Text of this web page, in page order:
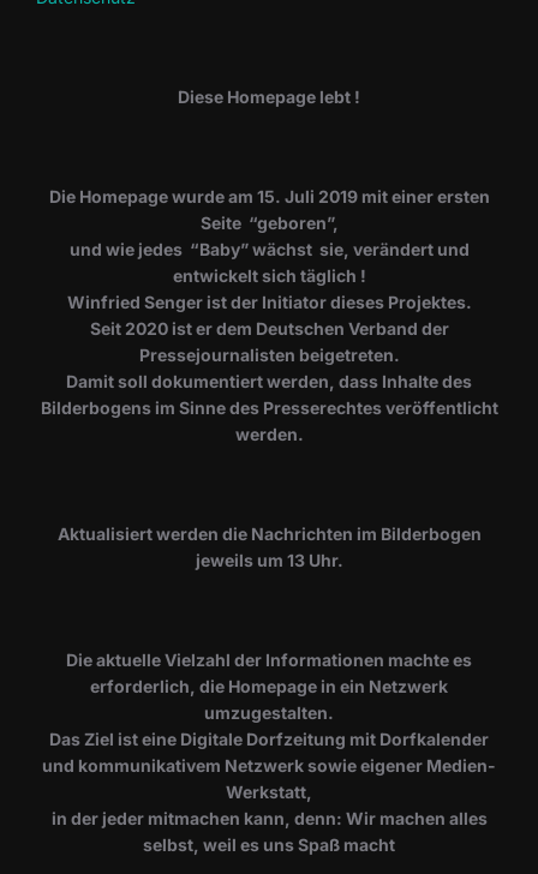
Diese Homepage lebt !
Die Homepage wurde am 15. Juli 2019 mit einer ersten
Seite “geboren”,
und wie jedes “Baby” wächst sie, verändert und
entwickelt sich täglich !
Winfried Senger ist der Initiator dieses Projektes.
Seit 2020 ist er dem Deutschen Verband der
Pressejournalisten beigetreten.
Damit soll dokumentiert werden, dass Inhalte des
Bilderbogens im Sinne des Presserechtes veröffentlicht
werden.
​Aktualisiert werden die Nachrichten im Bilderbogen
jeweils um 13 Uhr.
Die aktuelle Vielzahl der Informationen machte es
erforderlich, die Homepage in ein Netzwerk
umzugestalten.
Das Ziel ist eine Digitale Dorfzeitung mit Dorfkalender
und kommunikativem Netzwerk sowie eigener Medien-
Werkstatt,
in der jeder mitmachen kann, denn: Wir machen alles
selbst, weil es uns Spaß macht